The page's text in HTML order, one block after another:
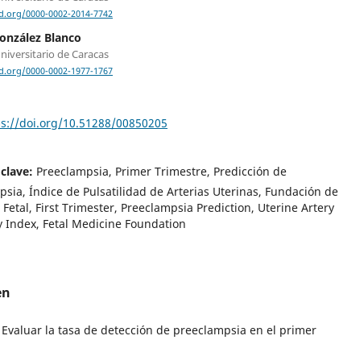
0000-0002-2014-7742
Blanco
de Caracas
0000-0002-1977-1767
doi.org/10.51288/00850205
Preeclampsia, Primer Trimestre, Predicción de
Índice de Pulsatilidad de Arterias Uterinas, Fundación de
First Trimester, Preeclampsia Prediction, Uterine Artery
Index, Fetal Medicine Foundation
la tasa de detección de preeclampsia en el primer